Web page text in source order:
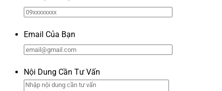
Email Của Bạn
Nội Dung Cần Tư Vấn